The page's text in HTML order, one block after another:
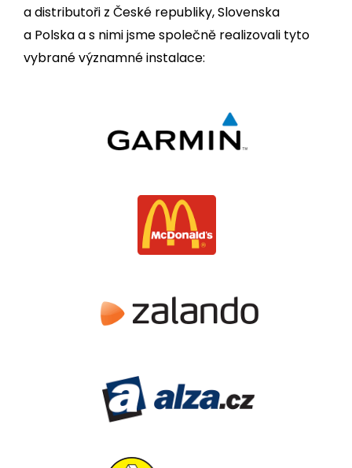
a distributoři z České republiky, Slovenska
a Polska a s nimi jsme společně realizovali tyto
vybrané významné instalace: